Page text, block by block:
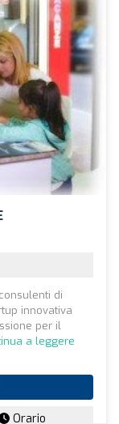
di
innovativa
per il
a leggere
Orario